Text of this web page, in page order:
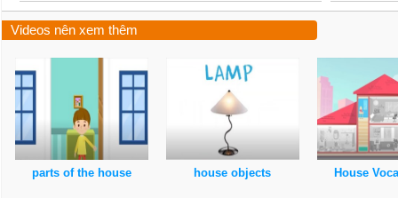
Videos nên xem thêm
parts of the house house objects House